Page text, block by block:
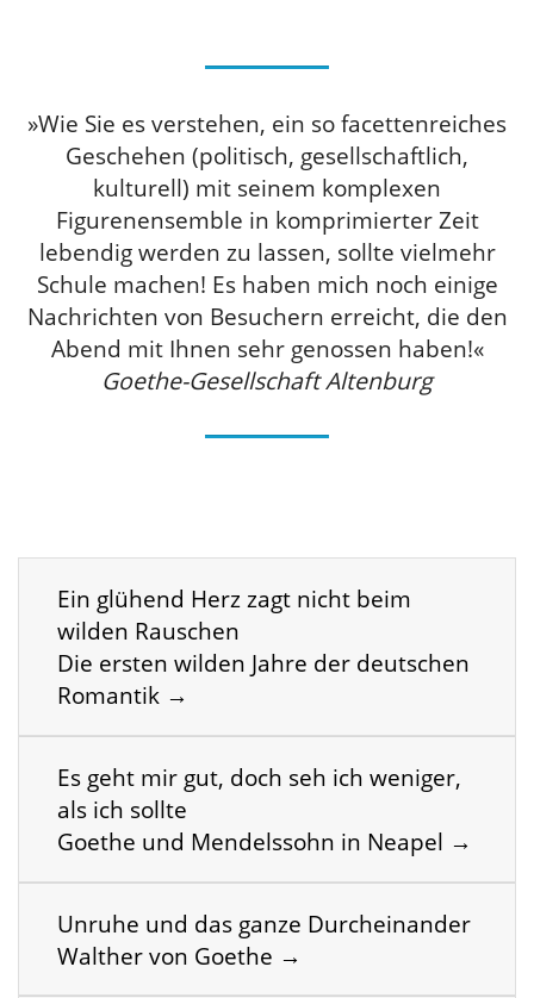
»Wie Sie es verstehen, ein so facettenreiches
Geschehen (politisch, gesellschaftlich,
kulturell) mit seinem komplexen
Figurenensemble in komprimierter Zeit
lebendig werden zu lassen, sollte vielmehr
Schule machen! Es haben mich noch einige
Nachrichten von Besuchern erreicht, die den
Abend mit Ihnen sehr genossen haben!«
Goethe-Gesellschaft Altenburg
Ein glühend Herz zagt nicht beim
wilden Rauschen
Die ersten wilden Jahre der deutschen
Romantik →
Es geht mir gut, doch seh ich weniger,
als ich sollte
Goethe und Mendelssohn in Neapel →
Unruhe und das ganze Durcheinander
Walther von Goethe →